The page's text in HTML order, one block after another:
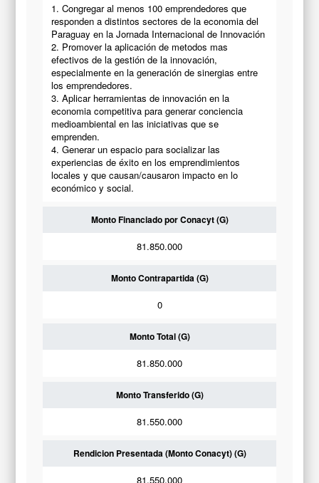
1. Congregar al menos 100 emprendedores que
responden a distintos sectores de la economia del
Paraguay en la Jornada Internacional de Innovación
2. Promover la aplicación de metodos mas
efectivos de la gestión de la innovación,
especialmente en la generación de sinergias entre
los emprendedores.
3. Aplicar herramientas de innovación en la
economia competitiva para generar conciencia
medioambiental en las iniciativas que se
emprenden.
4. Generar un espacio para socializar las
experiencias de éxito en los emprendimientos
locales y que causan/causaron impacto en lo
económico y social.
Monto Financiado por Conacyt (G)
81.850.000
Monto Contrapartida (G)
0
Monto Total (G)
81.850.000
Monto Transferido (G)
81.550.000
Rendicion Presentada (Monto Conacyt) (G)
81.550.000